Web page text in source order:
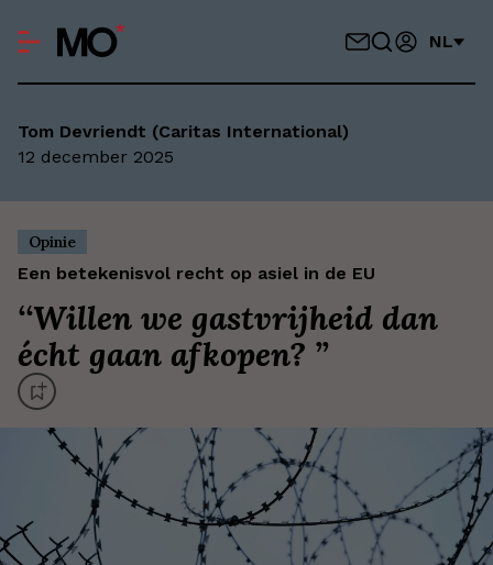
NL
Tom Devriendt (Caritas International)
12 december 2025
Opinie
Een betekenisvol recht op asiel in de EU
‘‘Willen we gastvrijheid dan
écht gaan afkopen? ’’